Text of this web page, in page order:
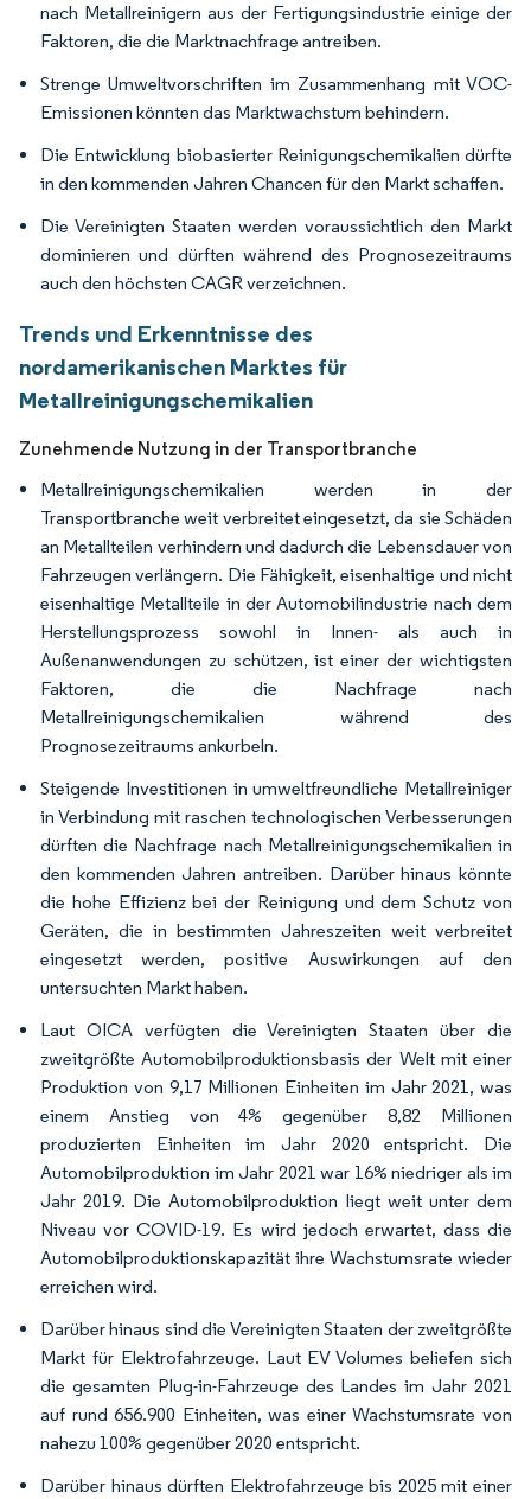
nach Metallreinigern aus der Fertigungsindustrie einige der
Faktoren, die die Marktnachfrage antreiben.
Strenge Umweltvorschriften im Zusammenhang mit VOC-
Emissionen könnten das Marktwachstum behindern.
Die Entwicklung biobasierter Reinigungschemikalien dürfte
in den kommenden Jahren Chancen für den Markt schaffen.
Die Vereinigten Staaten werden voraussichtlich den Markt
dominieren und dürften während des Prognosezeitraums
auch den höchsten CAGR verzeichnen.
Trends und Erkenntnisse des
nordamerikanischen Marktes für
Metallreinigungschemikalien
Zunehmende Nutzung in der Transportbranche
Metallreinigungschemikalien werden in der
Transportbranche weit verbreitet eingesetzt, da sie Schäden
an Metallteilen verhindern und dadurch die Lebensdauer von
Fahrzeugen verlängern. Die Fähigkeit, eisenhaltige und nicht
eisenhaltige Metallteile in der Automobilindustrie nach dem
Herstellungsprozess sowohl in Innen- als auch in
Außenanwendungen zu schützen, ist einer der wichtigsten
Faktoren, die die Nachfrage nach
Metallreinigungschemikalien während des
Prognosezeitraums ankurbeln.
Steigende Investitionen in umweltfreundliche Metallreiniger
in Verbindung mit raschen technologischen Verbesserungen
dürften die Nachfrage nach Metallreinigungschemikalien in
den kommenden Jahren antreiben. Darüber hinaus könnte
die hohe Effizienz bei der Reinigung und dem Schutz von
Geräten, die in bestimmten Jahreszeiten weit verbreitet
eingesetzt werden, positive Auswirkungen auf den
untersuchten Markt haben.
Laut OICA verfügten die Vereinigten Staaten über die
zweitgrößte Automobilproduktionsbasis der Welt mit einer
Produktion von 9,17 Millionen Einheiten im Jahr 2021, was
einem Anstieg von 4% gegenüber 8,82 Millionen
produzierten Einheiten im Jahr 2020 entspricht. Die
Automobilproduktion im Jahr 2021 war 16% niedriger als im
Jahr 2019. Die Automobilproduktion liegt weit unter dem
Niveau vor COVID-19. Es wird jedoch erwartet, dass die
Automobilproduktionskapazität ihre Wachstumsrate wieder
erreichen wird.
Darüber hinaus sind die Vereinigten Staaten der zweitgrößte
Markt für Elektrofahrzeuge. Laut EV Volumes beliefen sich
die gesamten Plug-in-Fahrzeuge des Landes im Jahr 2021
auf rund 656.900 Einheiten, was einer Wachstumsrate von
nahezu 100% gegenüber 2020 entspricht.
Darüber hinaus dürften Elektrofahrzeuge bis 2025 mit einer